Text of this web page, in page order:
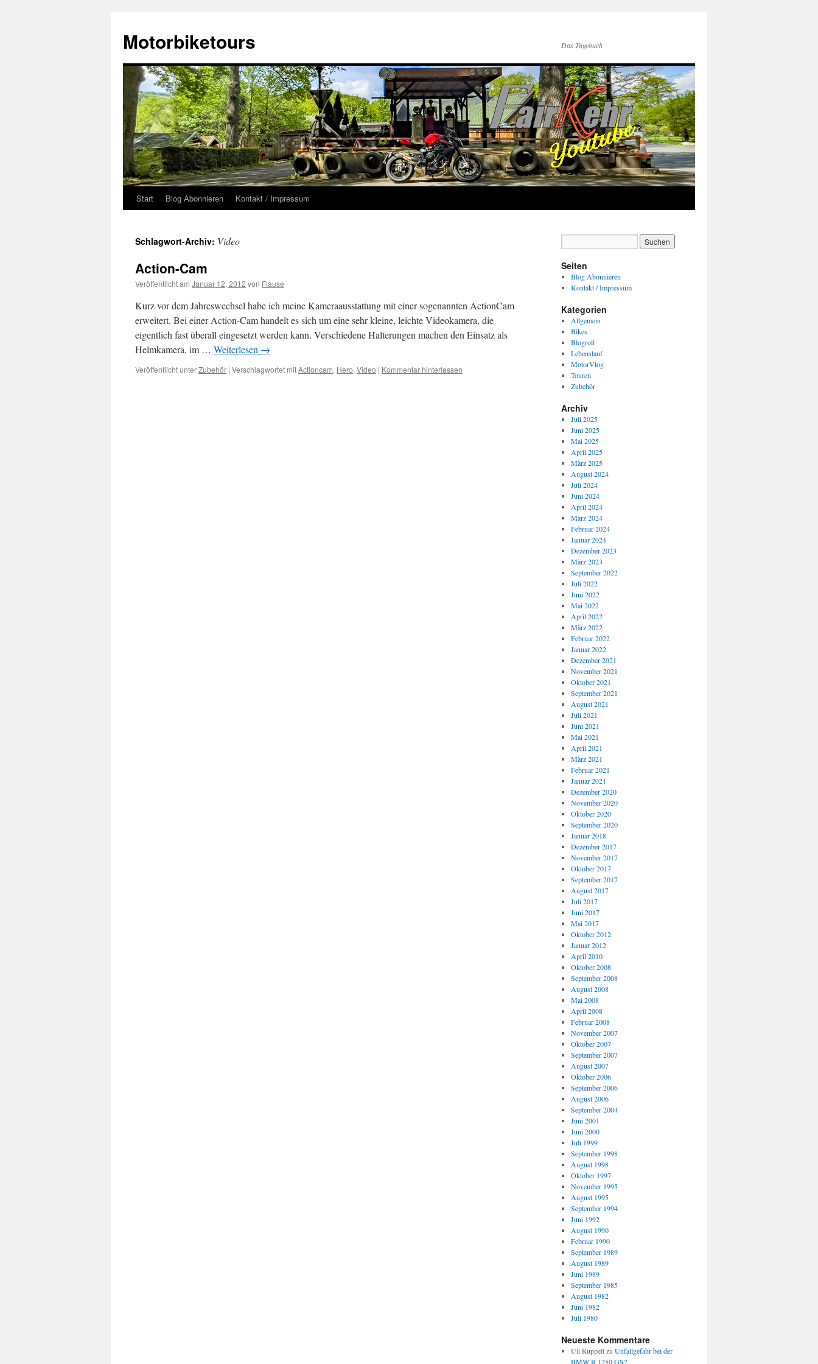
springen
Motorbiketours Das Tagebuch
Start Blog Abonnieren Kontakt / Impressum
Schlagwort-Archiv: Video
Action-Cam
Veröffentlicht am Januar 12, 2012 von Flause
Kurz vor dem Jahreswechsel habe ich meine Kameraausstattung mit einer sogenannten ActionCam
erweitert. Bei einer Action-Cam handelt es sich um eine sehr kleine, leichte Videokamera, die
eigentlich fast überall eingesetzt werden kann. Verschiedene Halterungen machen den Einsatz als
Helmkamera, im … Weiterlesen →
Veröffentlicht unterZubehör | Verschlagwortet mitActioncam, Hero, Video | Kommentar hinterlassen
Seiten
Blog Abonnieren
Kontakt / Impressum
Kategorien
Allgemein
Bikes
Blogroll
Lebenslauf
MotorVlog
Touren
Zubehör
Archiv
Juli 2025
Juni 2025
Mai 2025
April 2025
März 2025
August 2024
Juli 2024
Juni 2024
April 2024
März 2024
Februar 2024
Januar 2024
Dezember 2023
März 2023
September 2022
Juli 2022
Juni 2022
Mai 2022
April 2022
März 2022
Februar 2022
Januar 2022
Dezember 2021
November 2021
Oktober 2021
September 2021
August 2021
Juli 2021
Juni 2021
Mai 2021
April 2021
März 2021
Februar 2021
Januar 2021
Dezember 2020
November 2020
Oktober 2020
September 2020
Januar 2018
Dezember 2017
November 2017
Oktober 2017
September 2017
August 2017
Juli 2017
Juni 2017
Mai 2017
Oktober 2012
Januar 2012
April 2010
Oktober 2008
September 2008
August 2008
Mai 2008
April 2008
Februar 2008
November 2007
Oktober 2007
September 2007
August 2007
Oktober 2006
September 2006
August 2006
September 2004
Juni 2001
Juni 2000
Juli 1999
September 1998
August 1998
Oktober 1997
November 1995
August 1995
September 1994
Juni 1992
August 1990
Februar 1990
September 1989
August 1989
Juni 1989
September 1985
August 1982
Juni 1982
Juli 1980
Neueste Kommentare
Uli Ruppeltzu Unfallgefahr bei der
BMW R 1250 GS?